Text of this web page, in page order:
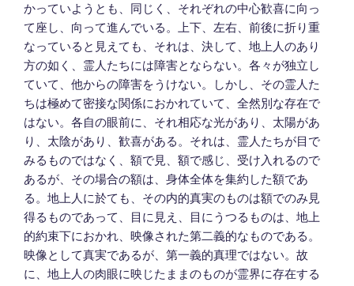
かっていようとも、同じく、それぞれの中心歓喜に向っ
て座し、向って進んでいる。上下、左右、前後に折り重
なっていると見えても、それは、決して、地上人のあり
方の如く、霊人たちには障害とならない。各々が独立し
ていて、他からの障害をうけない。しかし、その霊人た
ちは極めて密接な関係におかれていて、全然別な存在で
はない。各自の眼前に、それ相応な光があり、太陽があ
り、太陰があり、歓喜がある。それは、霊人たちが目で
みるものではなく、額で見、額で感じ、受け入れるので
あるが、その場合の額は、身体全体を集約した額であ
る。地上人に於ても、その内的真実のものは額でのみ見
得るものであって、目に見え、目にうつるものは、地上
的約束下におかれ、映像された第二義的なものである。
映像として真実であるが、第一義的真理ではない。故
に、地上人の肉眼に映じたままのものが霊界に存在する